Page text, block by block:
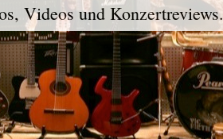
Videos und Konzertreviews.